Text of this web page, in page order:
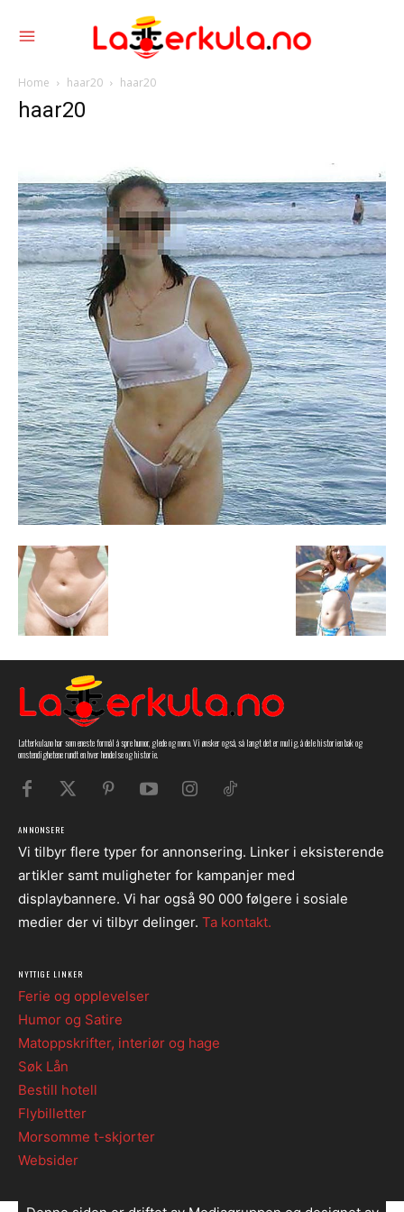
Home haar20 haar20
haar20
Latterkula.no har som eneste formål å spre humor, glede og moro. Vi ønsker også, så langt det er mulig, å dele historien bak og
omstendighetene rundt en hver hendelse og historie.
ANNONSERE
Vi tilbyr flere typer for annonsering. Linker i eksisterende
artikler samt muligheter for kampanjer med
displaybannere. Vi har også 90 000 følgere i sosiale
medier der vi tilbyr delinger. Ta kontakt.
NYTTIGE LINKER
Ferie og opplevelser
Humor og Satire
Matoppskrifter, interiør og hage
Søk Lån
Bestill hotell
Flybilletter
Morsomme t-skjorter
Websider